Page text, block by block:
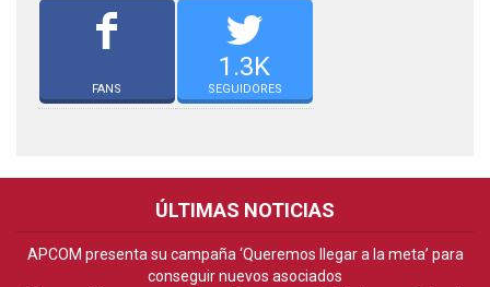
FANS
1.3K
SEGUIDORES
ÚLTIMAS NOTICIAS
APCOM presenta su campaña ‘Queremos llegar a la meta’ para
conseguir nuevos asociados